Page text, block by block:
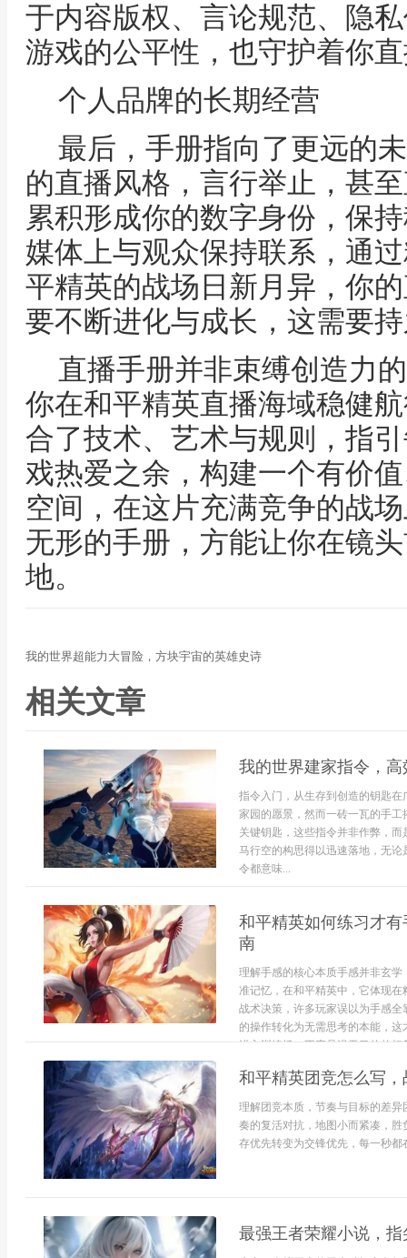
于内容版权、言论规范、隐
游戏的公平性，也守护着你
个人品牌的长期经营
最后，手册指向了更远的
的直播风格，言行举止，甚
累积形成你的数字身份，保
媒体上与观众保持联系，通
平精英的战场日新月异，你
要不断进化与成长，这需要
直播手册并非束缚创造力
你在和平精英直播海域稳健
合了技术、艺术与规则，指
戏热爱之余，构建一个有价
空间，在这片充满竞争的战
无形的手册，方能让你在镜
地。
我的世界超能力大冒险，方块宇宙的英雄史诗
相关文章
我的世界建家指令，
指令入门，从生存到创造的钥匙
家园的愿景，然而一砖一瓦的手
关键钥匙，这些指令并非作弊，
马行空的构思得以迅速落地，无
令都意味...
和平精英如何练习才
南
理解手感的核心本质手感并非玄
准记忆，在和平精英中，它体现
战术决策，许多玩家误以为手感
的操作转化为无需思考的本能，
进入训练场，不应是漫无目的的扫
和平精英团竞怎么写
理解团竞本质，节奏与目标的差
奏的复活对抗，地图小而紧凑，
存优先转变为交锋优先，每一秒都
最强王者荣耀小说，